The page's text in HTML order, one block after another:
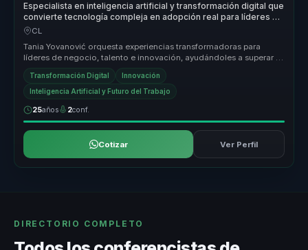
Especialista en inteligencia artificial y transformación digital que
convierte tecnología compleja en adopción real para líderes y
equipos.
CL
Tania Yovanović orquesta experiencias transformadoras para
líderes de negocio, talento e innovación, ayudándoles a superar la
fricción co...
Transformación Digital Innovación
Inteligencia Artificial y Futuro del Trabajo
25años 2conf.
Cotizar Ver Perfil
DIRECTORIO COMPLETO